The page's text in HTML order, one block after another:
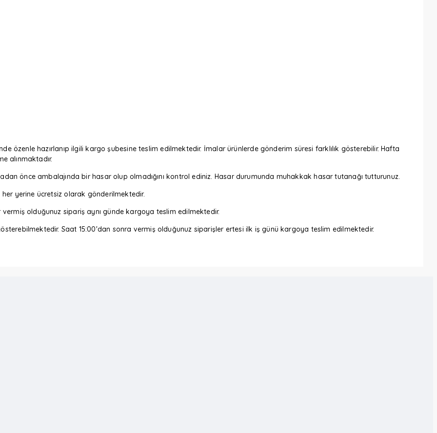
özenle hazırlanıp ilgili kargo şubesine teslim edilmektedir. İmalar ürünlerde gönderim süresi farklılık gösterebilir. Hafta
alınmaktadır.
önce ambalajında bir hasar olup olmadığını kontrol ediniz. Hasar durumunda muhakkak hasar tutanağı tutturunuz.
yerine ücretsiz olarak gönderilmektedir.
olduğunuz sipariş aynı günde kargoya teslim edilmektedir.
Saat 15:00'dan sonra vermiş olduğunuz siparişler ertesi ilk iş günü kargoya teslim edilmektedir.